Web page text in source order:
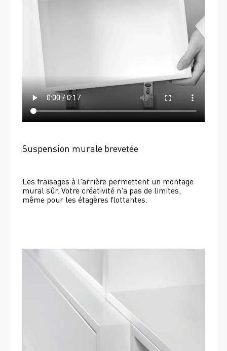
Suspension murale brevetée
Les fraisages à l'arrière permettent un montage
mural sûr. Votre créativité n'a pas de limites,
même pour les étagères flottantes.